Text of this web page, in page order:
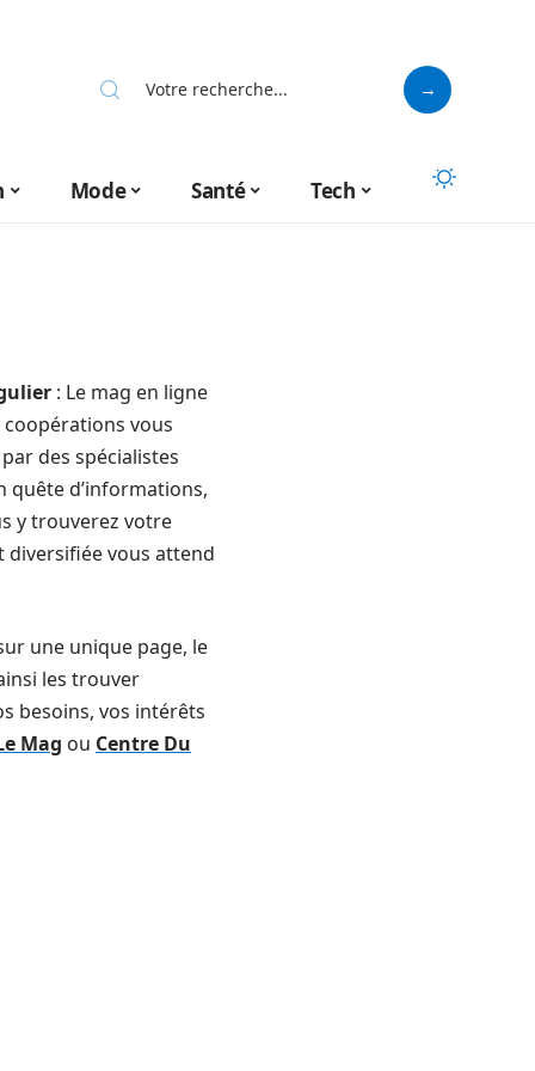
Mode Santé Tech
: Le mag en ligne
vous
des spécialistes
quête d’informations,
y trouverez votre
diversifiée vous attend
une unique page, le
les trouver
besoins, vos intérêts
Mag ou Centre Du